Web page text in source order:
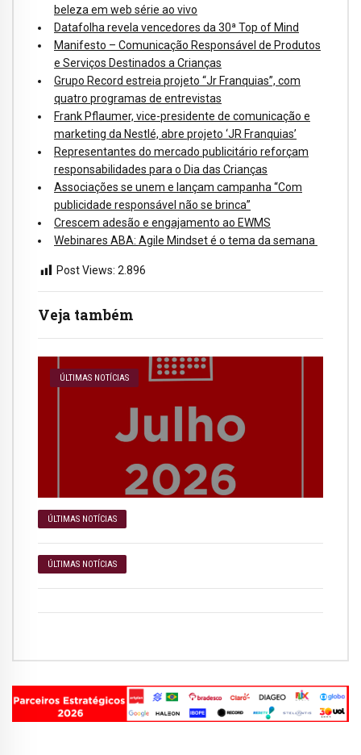
Veja também
ÚLTIMAS NOTÍCIAS
ÚLTIMAS NOTÍCIAS
ÚLTIMAS NOTÍCIAS
beleza em web série ao vivo
Datafolha revela vencedores da 30ª Top of Mind
Manifesto – Comunicação Responsável de Produtos
e Serviços Destinados a Crianças
Grupo Record estreia projeto “Jr Franquias”, com
quatro programas de entrevistas
Frank Pflaumer, vice-presidente de comunicação e
marketing da Nestlé, abre projeto ‘JR Franquias’
Representantes do mercado publicitário reforçam
responsabilidades para o Dia das Crianças
Associações se unem e lançam campanha “Com
publicidade responsável não se brinca”
Crescem adesão e engajamento ao EWMS
Webinares ABA: Agile Mindset é o tema da semana
Post Views: 2.896